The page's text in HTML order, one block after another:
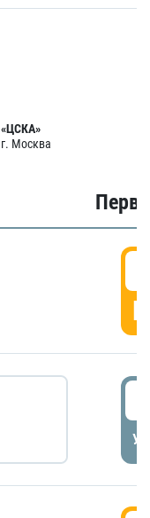
«ЦСКА»
г. Москва